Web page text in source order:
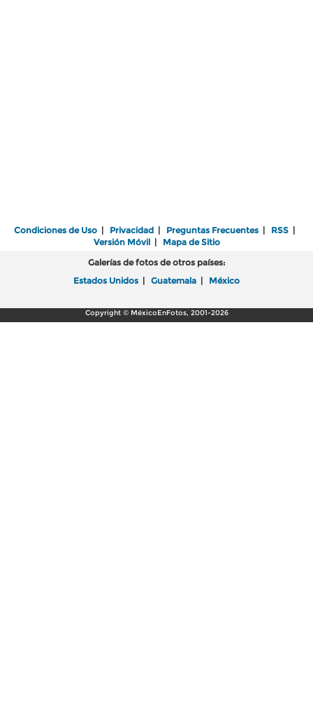
Condiciones de Uso | Privacidad | Preguntas Frecuentes | RSS |
Versión Móvil| Mapa de Sitio
Galerías de fotos de otros países:
Estados Unidos | Guatemala | México
Copyright © MéxicoEnFotos, 2001-2026